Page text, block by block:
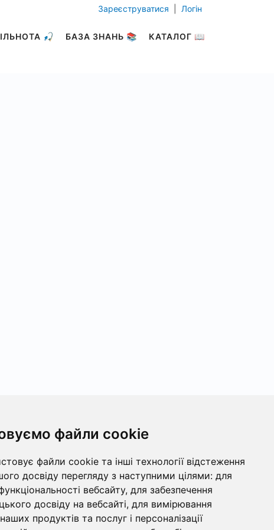
файли cookie
файли cookie та інші технології відстеження
досвіду перегляду з наступними цілями: для
вебсайту, для забезпечення
досвіду на вебсайті, для вимірювання
продуктів та послуг і персоналізації
🎣 БАЗА ЗНАНЬ 📚 КАТАЛОГ 📖
Зареєструватися Логін